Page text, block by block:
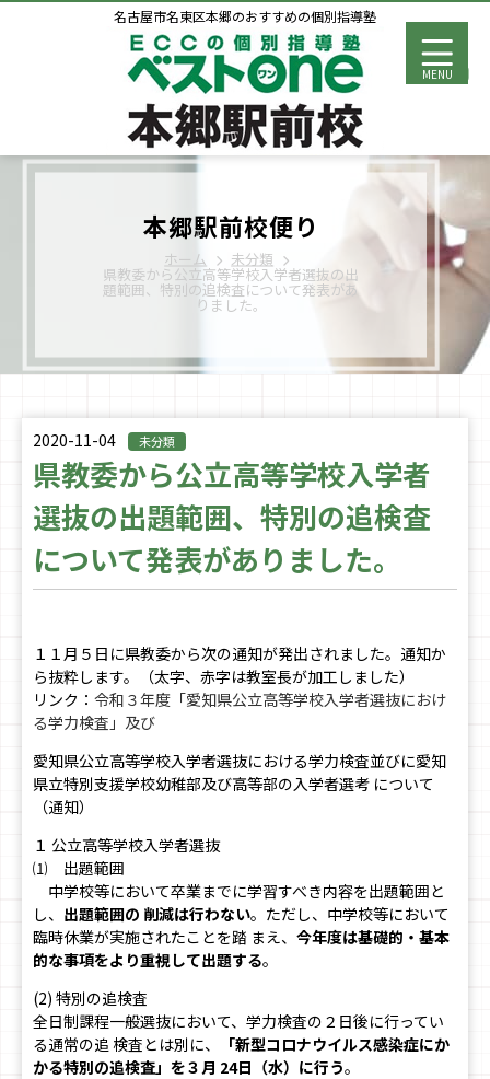
名古屋市名東区本郷のおすすめの個別指導塾
MENU
本郷駅前校便り
ホーム 未分類
県教委から公立高等学校入学者選抜の出
題範囲、特別の追検査について発表があ
りました。
2020-11-04 未分類
県教委から公立高等学校入学者
選抜の出題範囲、特別の追検査
について発表がありました。
１１月５日に県教委から次の通知が発出されました。通知か
ら抜粋します。（太字、赤字は教室長が加工しました）
リンク： 令和３年度「愛知県公立高等学校入学者選抜におけ
る学力検査」及び
愛知県公立高等学校入学者選抜における学力検査並びに愛知
県立特別支援学校幼稚部及び高等部の入学者選考 について
（通知）
１ 公立高等学校入学者選抜
⑴ 出題範囲
中学校等において卒業までに学習すべき内容を出題範囲と
し、 出題範囲の 削減は行わない。ただし、中学校等において
臨時休業が実施されたことを踏 まえ、 今年度は基礎的・基本
的な事項をより重視して出題する。
(2) 特別の追検査
全日制課程一般選抜において、学力検査の２日後に行ってい
る通常の追 検査とは別に、
「新型コロナウイルス感染症にか
かる特別の追検査」を３月 24日（水）に行う。